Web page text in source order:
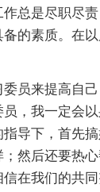
总是尽职尽
的素质。在
员来提高自
，我一定会
导下，首先搞
然后还要热
在我们的共